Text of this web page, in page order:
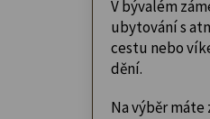
V bývalém
ubytování s
cestu nebo
dění.
Na výběr